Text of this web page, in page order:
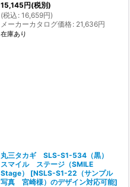
15,145円(税別)
(税込 : 16,659円)
メーカーカタログ価格: 21,636円
在庫あり
丸三タカギ SLS-S1-534（黒）
スマイル ステージ（SMILE
Stage）
[NSLS-S1-22（サンプル
写真 宮崎様）のデザイン対応可能]